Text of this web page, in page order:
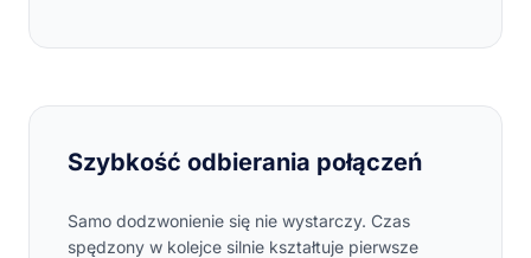
Szybkość odbierania połączeń
Samo dodzwonienie się nie wystarczy. Czas
spędzony w kolejce silnie kształtuje pierwsze